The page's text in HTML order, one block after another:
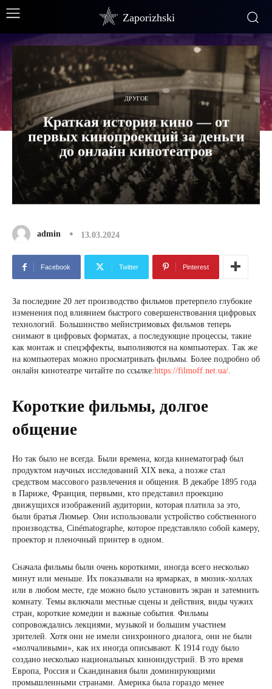
Zaporizhski
ДРУГОЕ
Краткая история кино — от
первых кинопроекций за деньги
до онлайн кинотеатров
admin 13.03.2024
Facebook Twitter Pinterest
За последние 20 лет производство фильмов претерпело глубокие
изменения под влиянием быстрого совершенствования цифровых
технологий. Большинство мейнстримовых фильмов теперь
снимают в цифровых форматах, а последующие процессы, такие
как монтаж и спецэффекты, выполняются на компьютерах. Так же
на компьютерах можно просматривать фильмы. Более подробно об
онлайн кинотеатре читайте по ссылке:https://filmoff.net.ua/.
Короткие фильмы, долгое
общение
Но так было не всегда. Были времена, когда кинематограф был
продуктом научных исследований XIX века, а позже стал
средством массового развлечения и общения. В декабре 1895 года
в Париже, Франция, первыми, кто представил проекцию
движущихся изображений аудитории, которая платила за это,
были братья Люмьер. Они использовали устройство собственного
производства, Cinématographe, которое представляло собой камеру,
проектор и пленочный принтер в одном.
Сначала фильмы были очень короткими, иногда всего несколько
минут или меньше. Их показывали на ярмарках, в мюзик-холлах
или в любом месте, где можно было установить экран и затемнить
комнату. Темы включали местные сцены и действия, виды чужих
стран, короткие комедии и важные события. Фильмы
сопровождались лекциями, музыкой и большим участием
зрителей. Хотя они не имели синхронного диалога, они не были
«молчаливыми», как их иногда описывают. К 1914 году было
создано несколько национальных киноиндустрий. В это время
Европа, Россия и Скандинавия были доминирующими
промышленными странами. Америка была гораздо менее